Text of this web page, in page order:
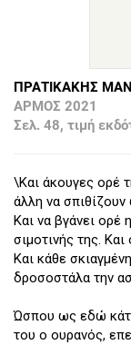
ΠΡΑΤΙΚΑΚΗΣ
ΑΡΜΟΣ 2021
Σελ. 48, τιμή
\Και άκουγες ορέ
άλλη να
Και να βγάνει ορέ
σιμοτινής της.
Και κάθε
δροσοστάλα την
Ώσπου ως εδώ
του ο ουρανός,